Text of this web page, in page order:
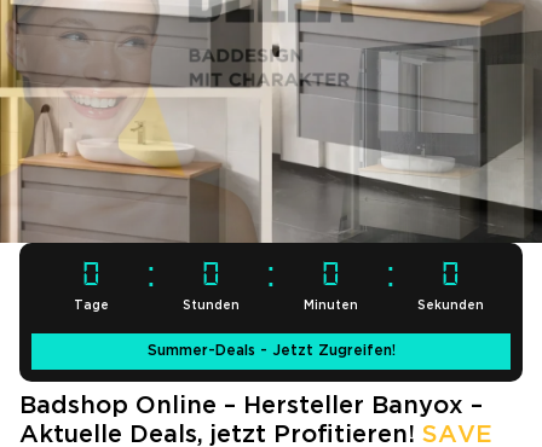
0
Tage
0
Stunden
0
Minuten
0
Sekunden
Summer-Deals - Jetzt Zugreifen!
Badshop Online – Hersteller Banyox –
Aktuelle Deals, jetzt Profitieren! SAVE